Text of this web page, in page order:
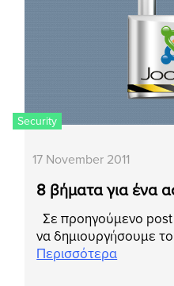
Security
17 November 2011
8 βήματα για ένα
Σε προηγούμενο
να δημιουργήσουμε
Περισσότερα